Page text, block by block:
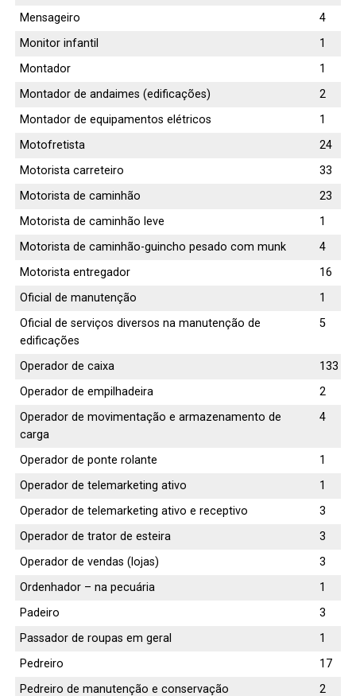
Mensageiro
4
Monitor infantil
1
Montador
1
Montador de andaimes (edificações)
2
Montador de equipamentos elétricos
1
Motofretista
24
Motorista carreteiro
33
Motorista de caminhão
23
Motorista de caminhão leve
1
Motorista de caminhão-guincho pesado com munk
4
Motorista entregador
16
Oficial de manutenção
1
Oficial de serviços diversos na manutenção de
edificações
5
Operador de caixa
133
Operador de empilhadeira
2
Operador de movimentação e armazenamento de
carga
4
Operador de ponte rolante
1
Operador de telemarketing ativo
1
Operador de telemarketing ativo e receptivo
3
Operador de trator de esteira
3
Operador de vendas (lojas)
3
Ordenhador – na pecuária
1
Padeiro
3
Passador de roupas em geral
1
Pedreiro
17
Pedreiro de manutenção e conservação
2